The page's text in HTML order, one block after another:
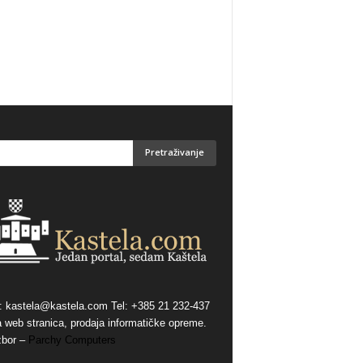
kastela@kastela.com Tel: +385 21 232-437
web stranica, prodaja informatičke opreme.
– Parchy Computers